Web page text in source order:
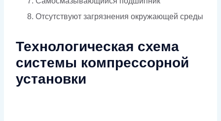
Отсутствуют загрязнения окружающей среды
Технологическая схема
системы компрессорной
установки